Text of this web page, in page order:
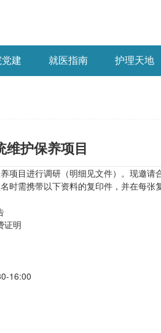
党建 就医指南 护理天地
维护保养项目
项目进行调研（明细见文件）。现邀请
时需携带以下资料的复印件，并在每张
证明
16:00